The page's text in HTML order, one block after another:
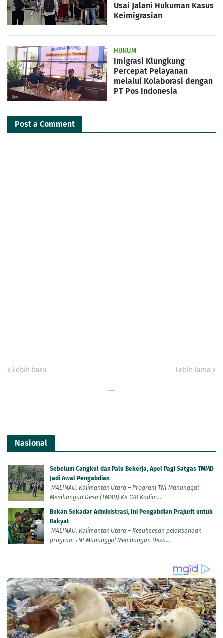
Usai Jalani Hukuman Kasus
Keimigrasian
HUKUM
Imigrasi Klungkung
Percepat Pelayanan
melalui Kolaborasi dengan
PT Pos Indonesia
Post a Comment
Lebih baru Lebih lama
Nasional
Sebelum Cangkul dan Palu Bekerja, Apel Pagi Satgas TMMD
Jadi Awal Pengabdian
MALINAU, Kalimantan Utara – Program TNI Manunggal
Membangun Desa (TMMD) Ke-128 Kodim...
Bukan Sekadar Administrasi, Ini Pengabdian Prajurit untuk
Rakyat
MALINAU, Kalimantan Utara – Kesuksesan pelaksanaan
program TNI Manunggal Membangun Desa...